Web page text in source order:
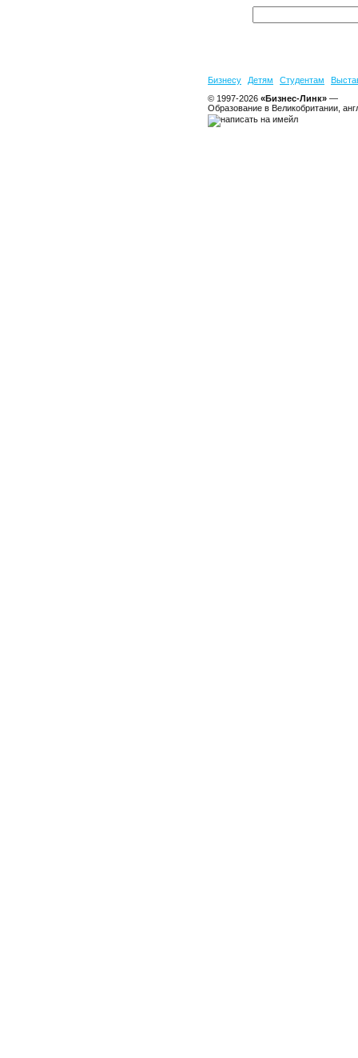
Бизнесу Детям Студентам
© 1997-2026 «Бизнес-Линк» —
Образование в Великобритании,